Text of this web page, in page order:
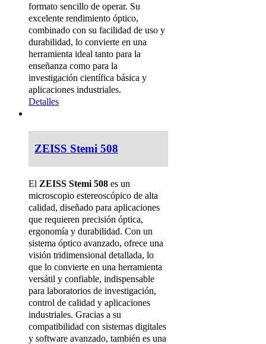
formato sencillo de operar. Su
excelente rendimiento óptico,
combinado con su facilidad de uso y
durabilidad, lo convierte en una
herramienta ideal tanto para la
enseñanza como para la
investigación científica básica y
aplicaciones industriales.
Detalles
ZEISS Stemi 508
El ZEISS Stemi 508 es un
microscopio estereoscópico de alta
calidad, diseñado para aplicaciones
que requieren precisión óptica,
ergonomía y durabilidad. Con un
sistema óptico avanzado, ofrece una
visión tridimensional detallada, lo
que lo convierte en una herramienta
versátil y confiable, indispensable
para laboratorios de investigación,
control de calidad y aplicaciones
industriales. Gracias a su
compatibilidad con sistemas digitales
y software avanzado, también es una